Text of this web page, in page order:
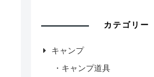
カテゴリー
キャンプ
キャンプ道具